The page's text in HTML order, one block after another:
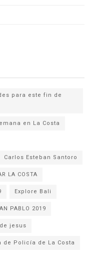
para este fin de
en La Costa
Carlos Esteban Santoro
LA COSTA
Explore Bali
PABLO 2019
jesus